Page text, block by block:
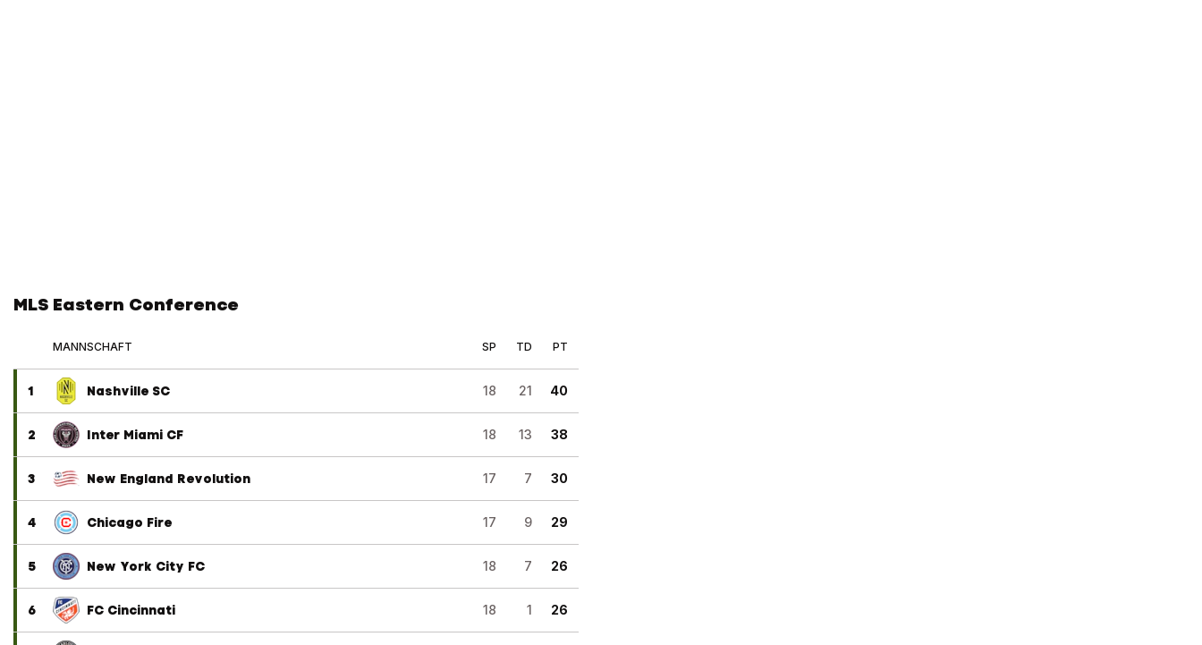
MLS Eastern Conference
MANNSCHAFT SP TD PT
1 Nashville SC 18 21 40
2 Inter Miami CF 18 13 38
3 New England Revolution 17 7 30
4 Chicago Fire 17 9 29
5 New York City FC 18 7 26
6 FC Cincinnati 18 1 26